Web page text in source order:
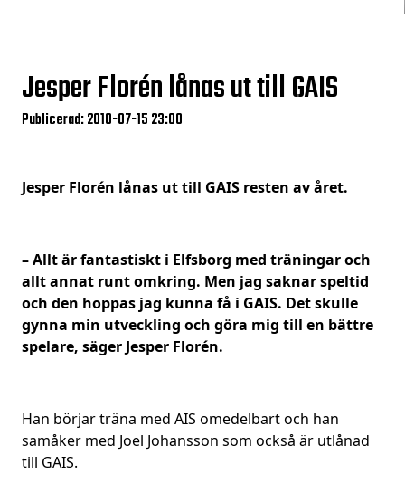
Jesper Florén lånas ut till GAIS
Publicerad: 2010-07-15 23:00
Jesper Florén lånas ut till GAIS resten av året.
– Allt är fantastiskt i Elfsborg med träningar och
allt annat runt omkring. Men jag saknar speltid
och den hoppas jag kunna få i GAIS. Det skulle
gynna min utveckling och göra mig till en bättre
spelare, säger Jesper Florén.
Han börjar träna med AIS omedelbart och han
samåker med Joel Johansson som också är utlånad
till GAIS.